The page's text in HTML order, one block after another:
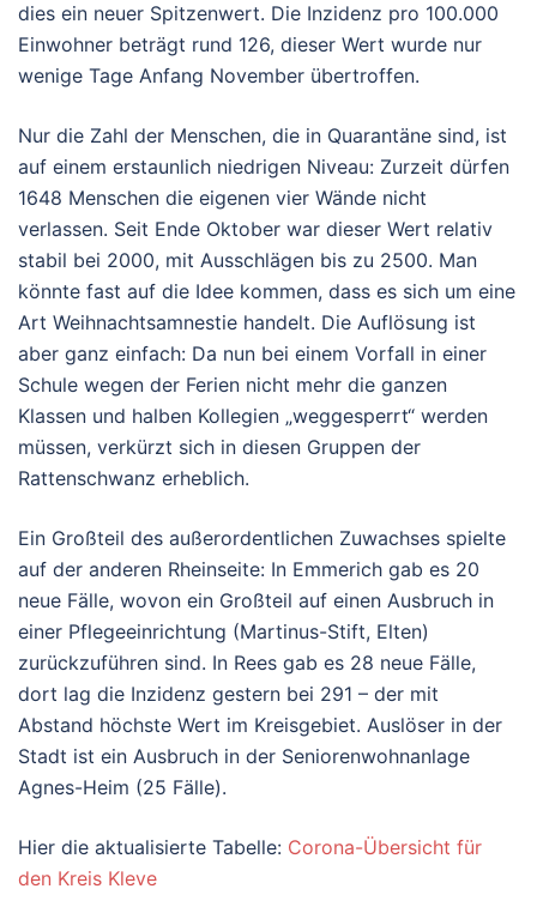
dies ein neuer Spitzenwert. Die Inzidenz pro 100.000
Einwohner beträgt rund 126, dieser Wert wurde nur
wenige Tage Anfang November übertroffen.
Nur die Zahl der Menschen, die in Quarantäne sind, ist
auf einem erstaunlich niedrigen Niveau: Zurzeit dürfen
1648 Menschen die eigenen vier Wände nicht
verlassen. Seit Ende Oktober war dieser Wert relativ
stabil bei 2000, mit Ausschlägen bis zu 2500. Man
könnte fast auf die Idee kommen, dass es sich um eine
Art Weihnachtsamnestie handelt. Die Auflösung ist
aber ganz einfach: Da nun bei einem Vorfall in einer
Schule wegen der Ferien nicht mehr die ganzen
Klassen und halben Kollegien „weggesperrt“ werden
müssen, verkürzt sich in diesen Gruppen der
Rattenschwanz erheblich.
Ein Großteil des außerordentlichen Zuwachses spielte
auf der anderen Rheinseite: In Emmerich gab es 20
neue Fälle, wovon ein Großteil auf einen Ausbruch in
einer Pflegeeinrichtung (Martinus-Stift, Elten)
zurückzuführen sind. In Rees gab es 28 neue Fälle,
dort lag die Inzidenz gestern bei 291 – der mit
Abstand höchste Wert im Kreisgebiet. Auslöser in der
Stadt ist ein Ausbruch in der Seniorenwohnanlage
Agnes-Heim (25 Fälle).
Hier die aktualisierte Tabelle: Corona-Übersicht für
den Kreis Kleve